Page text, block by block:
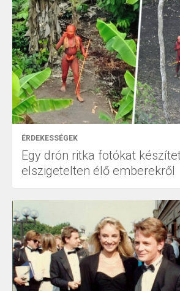
ÉRDEKESSÉGEK
Egy drón ritka fotókat
elszigetelten élő emberekről